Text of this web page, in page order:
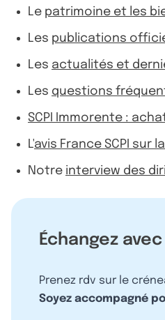
Le patrimoine et les
Les publications
Les actualités et
Les questions
SCPI Immorente :
L'avis France SCPI sur
Notre interview des
Échangez
Prenez rdv sur le
Soyez accompagné